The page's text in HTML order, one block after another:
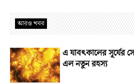
আরও খবর
এ যাবৎকালের সূর্যের
এল নতুন রহস্য